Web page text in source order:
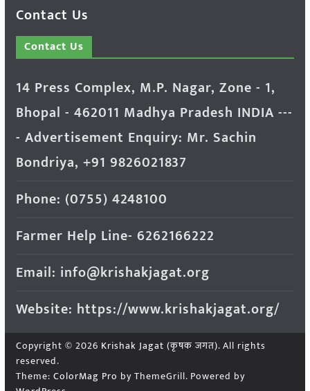
Contact Us
Contact Us
14 Press Complex, M.P. Nagar, Zone - 1,
Bhopal - 462011 Madhya Pradesh INDIA ---
- Advertisement Enquiry: Mr. Sachin
Bondriya, +91 9826021837
Phone: (0755) 4248100
Farmer Help Line- 6262166222
Email: info@krishakjagat.org
Website: https://www.krishakjagat.org/
Copyright © 2026 Krishak Jagat (कृषक जगत). All rights
reserved.
Theme: ColorMag Pro by ThemeGrill. Powered by